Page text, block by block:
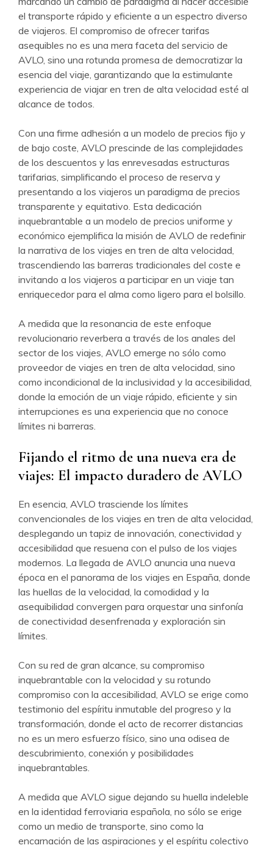
el transporte rápido y eficiente a un espectro diverso
de viajeros. El compromiso de ofrecer tarifas
asequibles no es una mera faceta del servicio de
AVLO, sino una rotunda promesa de democratizar la
esencia del viaje, garantizando que la estimulante
experiencia de viajar en tren de alta velocidad esté al
alcance de todos.
Con una firme adhesión a un modelo de precios fijo y
de bajo coste, AVLO prescinde de las complejidades
de los descuentos y las enrevesadas estructuras
tarifarias, simplificando el proceso de reserva y
presentando a los viajeros un paradigma de precios
transparente y equitativo. Esta dedicación
inquebrantable a un modelo de precios uniforme y
económico ejemplifica la misión de AVLO de redefinir
la narrativa de los viajes en tren de alta velocidad,
trascendiendo las barreras tradicionales del coste e
invitando a los viajeros a participar en un viaje tan
enriquecedor para el alma como ligero para el bolsillo.
A medida que la resonancia de este enfoque
revolucionario reverbera a través de los anales del
sector de los viajes, AVLO emerge no sólo como
proveedor de viajes en tren de alta velocidad, sino
como incondicional de la inclusividad y la accesibilidad,
donde la emoción de un viaje rápido, eficiente y sin
interrupciones es una experiencia que no conoce
límites ni barreras.
Fijando el ritmo de una nueva era de
viajes: El impacto duradero de AVLO
En esencia, AVLO trasciende los límites
convencionales de los viajes en tren de alta velocidad,
desplegando un tapiz de innovación, conectividad y
accesibilidad que resuena con el pulso de los viajes
modernos. La llegada de AVLO anuncia una nueva
época en el panorama de los viajes en España, donde
las huellas de la velocidad, la comodidad y la
asequibilidad convergen para orquestar una sinfonía
de conectividad desenfrenada y exploración sin
límites.
Con su red de gran alcance, su compromiso
inquebrantable con la velocidad y su rotundo
compromiso con la accesibilidad, AVLO se erige como
testimonio del espíritu inmutable del progreso y la
transformación, donde el acto de recorrer distancias
no es un mero esfuerzo físico, sino una odisea de
descubrimiento, conexión y posibilidades
inquebrantables.
A medida que AVLO sigue dejando su huella indeleble
en la identidad ferroviaria española, no sólo se erige
como un medio de transporte, sino como la
encarnación de las aspiraciones y el espíritu colectivo